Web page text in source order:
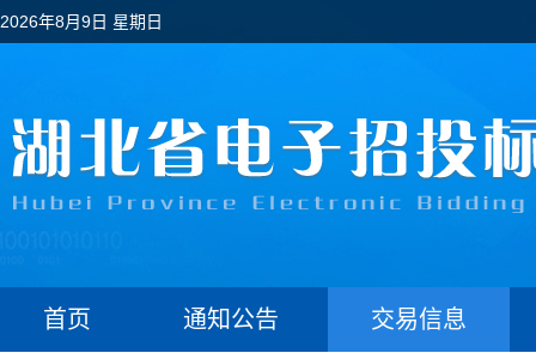
2026年8月9日 星期日
首页 通知公告 交易信息